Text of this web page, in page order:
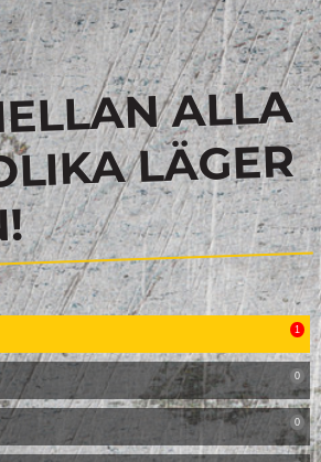
ALLA
LÄGER
1
0
0